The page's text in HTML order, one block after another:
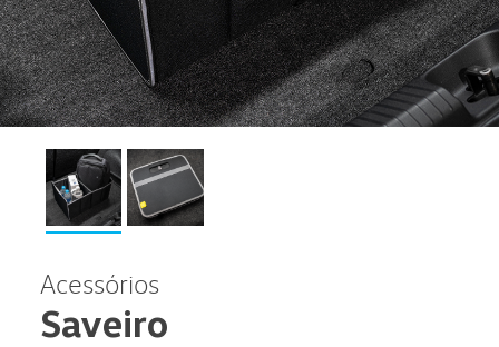
Acessórios
Saveiro